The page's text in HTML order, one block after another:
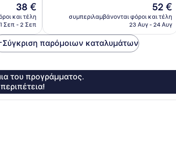
Η
τιμή
είναι
38 €
και τέλη
1 Σεπ - 2 Σεπ
Η
τιμή
είναι
52 €
συμπεριλαμβάνονται φόροι και τέλη
23 Αυγ - 24 Αυγ
Σύγκριση παρόμοιων καταλυμάτων
του προγράμματος.